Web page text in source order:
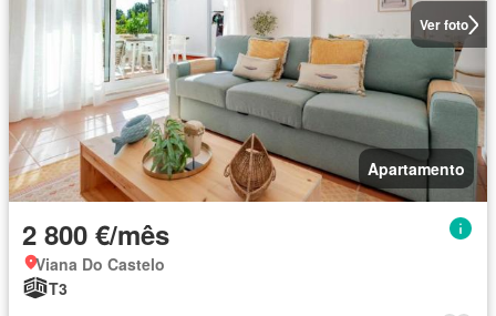
Ver foto
Apartamento
2 800 €/mês
Viana Do Castelo
T3